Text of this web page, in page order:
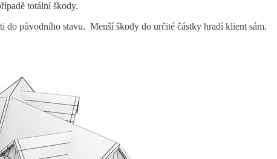
totální škody.
do původního stavu. Menší škody do určité částky hradí klient sám.